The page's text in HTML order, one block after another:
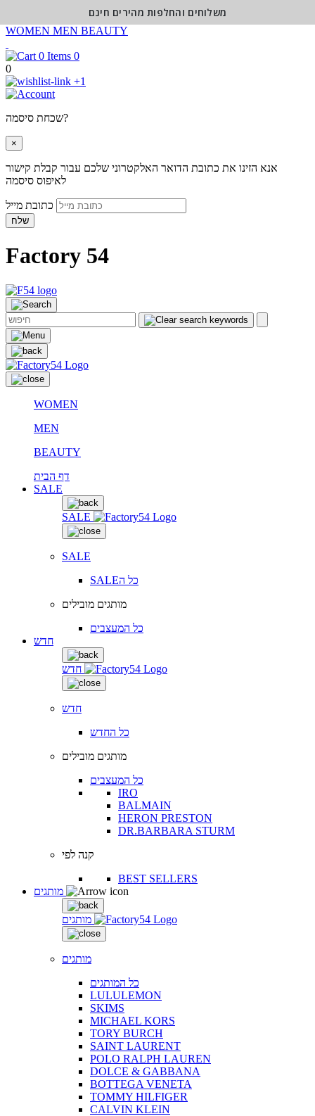
WOMEN MEN BEAUTY
0
0
+1
שכחת סיסמה?
×
אנא הזינו את כתובת הדואר האלקטרוני שלכם עבור קבלת קישור
לאיפוס סיסמה
שלח
Factory 54
WOMEN
MEN
BEAUTY
דף הבית
SALE
SALE
SALE
SALEכל ה
מותגים מובילים
כל המעצבים
חדש
חדש
חדש
כל החדש
מותגים מובילים
כל המעצבים
IRO
BALMAIN
HERON PRESTON
DR.BARBARA STURM
קנה לפי
BEST SELLERS
מותגים
מותגים
כל המותגים
LULULEMON
SKIMS
MICHAEL KORS
TORY BURCH
SAINT LAURENT
POLO RALPH LAUREN
DOLCE & GABBANA
BOTTEGA VENETA
TOMMY HILFIGER
CALVIN KLEIN
משלוחים והחלפות מהירים חינם